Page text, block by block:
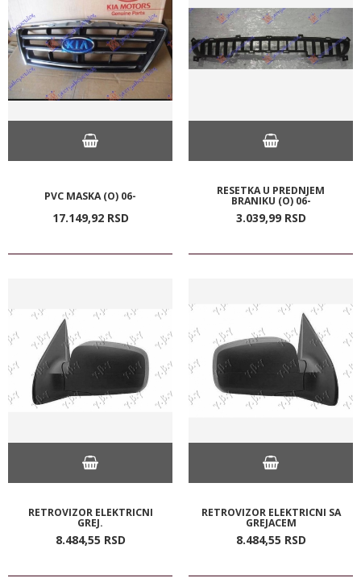
PVC MASKA (O) 06-
17.149,92 RSD
RESETKA U PREDNJEM
BRANIKU (O) 06-
3.039,99 RSD
RETROVIZOR ELEKTRICNI
GREJ.
8.484,55 RSD
RETROVIZOR ELEKTRICNI SA
GREJACEM
8.484,55 RSD